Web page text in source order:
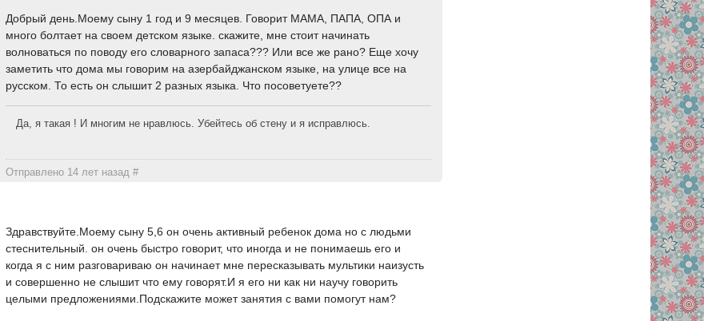
Добрый день.Моему сыну 1 год и 9 месяцев. Говорит МАМА, ПАПА, ОПА и
много болтает на своем детском языке. скажите, мне стоит начинать
волноваться по поводу его словарного запаса??? Или все же рано? Еще хочу
заметить что дома мы говорим на азербайджанском языке, на улице все на
русском. То есть он слышит 2 разных языка. Что посоветуете??
Да, я такая ! И многим не нравлюсь. Убейтесь об стену и я исправлюсь.
Отправлено 14 лет назад#
Здравствуйте.Моему сыну 5,6 он очень активный ребенок дома но с людьми
стеснительный. он очень быстро говорит, что иногда и не понимаешь его и
когда я с ним разговариваю он начинает мне пересказывать мультики наизусть
и совершенно не слышит что ему говорят.И я его ни как ни научу говорить
целыми предложениями.Подскажите может занятия с вами помогут нам?